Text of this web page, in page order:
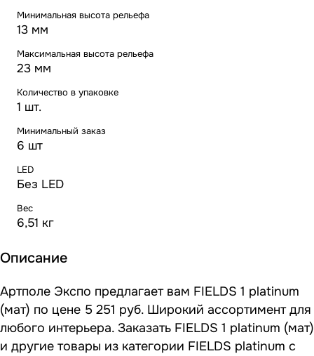
Минимальная высота рельефа
13 мм
Максимальная высота рельефа
23 мм
Количество в упаковке
1 шт.
Минимальный заказ
6 шт
LED
Без LED
Вес
6,51 кг
Описание
Артполе Экспо предлагает вам FIELDS 1 platinum
(мат) по цене 5 251 руб. Широкий ассортимент для
любого интерьера. Заказать FIELDS 1 platinum (мат)
и другие товары из категории FIELDS platinum с